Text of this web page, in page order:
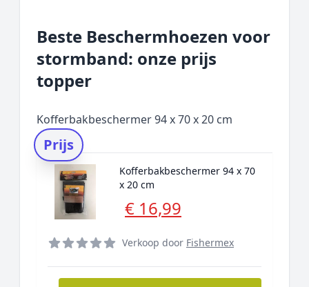
Beste Beschermhoezen voor
stormband: onze prijs
topper
Kofferbakbeschermer 94 x 70 x 20 cm
Prijs
Kofferbakbeschermer 94 x 70
x 20 cm
€ 16,99
Verkoop door Fishermex